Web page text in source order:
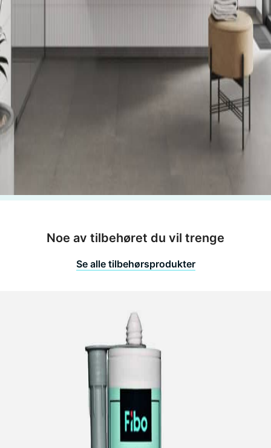
Noe av tilbehøret du vil trenge
Se alle tilbehørsprodukter